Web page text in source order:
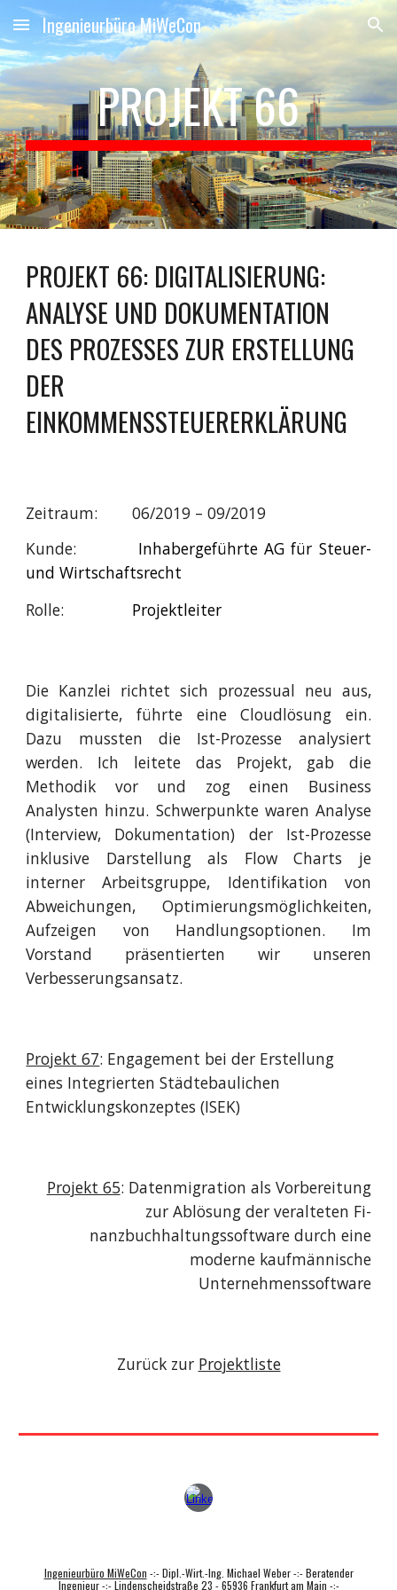
Skip to main content Skip to navigation
Ingenieurbüro MiWeCon
PROJEKT 66
PROJEKT 66: DIGITALISIERUNG:
ANALYSE UND DOKUMENTATION
DES PROZESSES ZUR ERSTELLUNG
DER
EINKOMMENSSTEUERERKLÄRUNG
Zeitraum:
06/2019 – 09/2019
Kunde:
Inhabergeführte AG für Steuer-
und Wirtschaftsrecht
Rolle:
Projektleiter
Die Kanzlei richtet sich prozessual neu aus,
digitalisierte, führte eine Cloudlösung ein.
Dazu mussten die Ist-Prozesse analysiert
werden. Ich leitete das Projekt, gab die
Methodik vor und zog einen Business
Analysten hinzu. Schwerpunkte waren Analyse
(Interview, Dokumentation) der Ist-Prozesse
inklusive Darstellung als Flow Charts je
interner Arbeitsgruppe, Identifikation von
Abweichungen, Optimierungsmöglichkeiten,
Aufzeigen von Handlungsoptionen. Im
Vorstand präsentierten wir unseren
Verbesserungsansatz.
Projekt 67: Engagement bei der Erstellung
eines Integrierten Städtebaulichen
Entwicklungskonzeptes (ISEK)
Projekt 65: Datenmigration als Vorbereitung
zur Ablösung der veralteten Fi-
nanzbuchhaltungssoftware durch eine
moderne kaufmännische
Unternehmenssoftware
Zurück zur Projektliste
Ingenieurbüro MiWeCon -:- Dipl.-Wirt.-Ing. Michael Weber -:- Beratender
Ingenieur -:- Lindenscheidstraße 23 - 65936 Frankfurt am Main -:-